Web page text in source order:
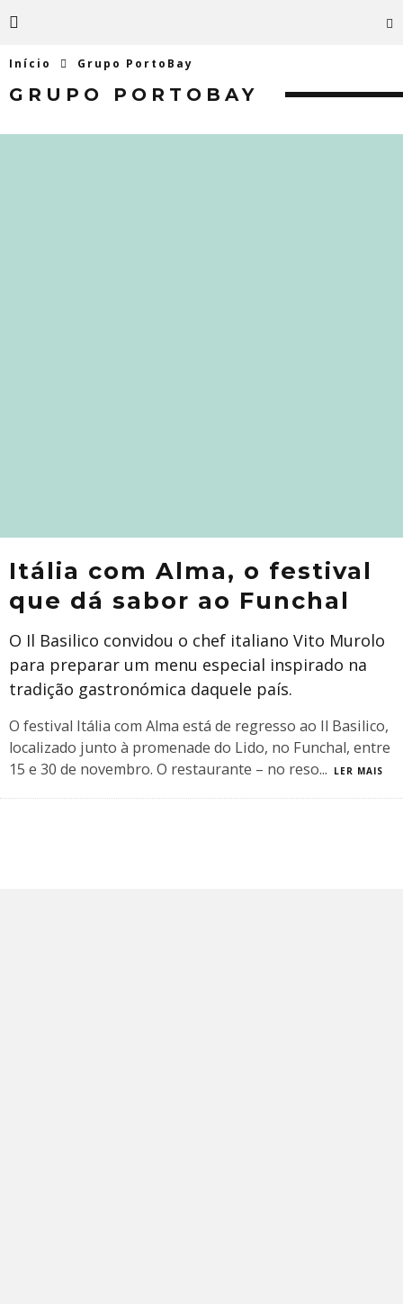
Início Grupo PortoBay
GRUPO PORTOBAY
Itália com Alma, o festival
que dá sabor ao Funchal
O Il Basilico convidou o chef italiano Vito Murolo
para preparar um menu especial inspirado na
tradição gastronómica daquele país.
O festival Itália com Alma está de regresso ao Il Basilico,
localizado junto à promenade do Lido, no Funchal, entre
15 e 30 de novembro. O restaurante – no reso... LER MAIS